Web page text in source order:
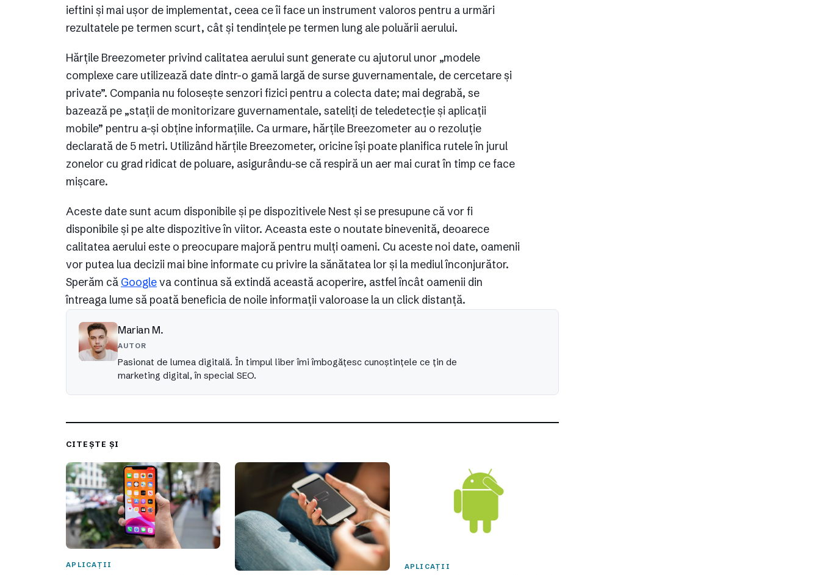
ieftini și mai ușor de implementat, ceea ce îi face un instrument valoros pentru a urmări
rezultatele pe termen scurt, cât și tendințele pe termen lung ale poluării aerului.
Hărțile Breezometer privind calitatea aerului sunt generate cu ajutorul unor „modele
complexe care utilizează date dintr-o gamă largă de surse guvernamentale, de cercetare și
private”. Compania nu folosește senzori fizici pentru a colecta date; mai degrabă, se
bazează pe „stații de monitorizare guvernamentale, sateliți de teledetecție și aplicații
mobile” pentru a-și obține informațiile. Ca urmare, hărțile Breezometer au o rezoluție
declarată de 5 metri. Utilizând hărțile Breezometer, oricine își poate planifica rutele în jurul
zonelor cu grad ridicat de poluare, asigurându-se că respiră un aer mai curat în timp ce face
mișcare.
Aceste date sunt acum disponibile și pe dispozitivele Nest și se presupune că vor fi
disponibile și pe alte dispozitive în viitor. Aceasta este o noutate binevenită, deoarece
calitatea aerului este o preocupare majoră pentru mulți oameni. Cu aceste noi date, oamenii
vor putea lua decizii mai bine informate cu privire la sănătatea lor și la mediul înconjurător.
Sperăm că Googleva continua să extindă această acoperire, astfel încât oamenii din
întreaga lume să poată beneficia de noile informații valoroase la un click distanță.
Marian M.
AUTOR
Pasionat de lumea digitală. În timpul liber îmi îmbogățesc cunoștințele ce țin de
marketing digital, în special SEO.
CITEȘTE ȘI
APLICAȚII APLICAȚII